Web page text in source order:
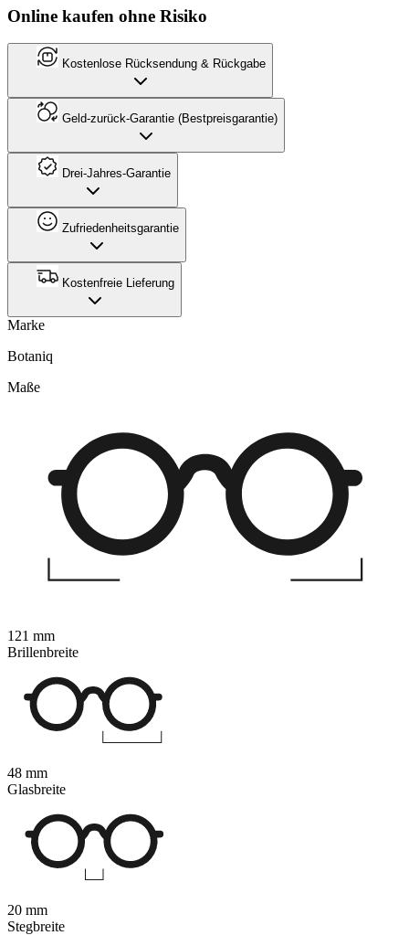
Online kaufen ohne Risiko
Kostenlose Rücksendung & Rückgabe
Geld-zurück-Garantie (Bestpreisgarantie)
Drei-Jahres-Garantie
Zufriedenheitsgarantie
Kostenfreie Lieferung
Marke
Botaniq
Maße
121 mm
Brillenbreite
48 mm
Glasbreite
20 mm
Stegbreite